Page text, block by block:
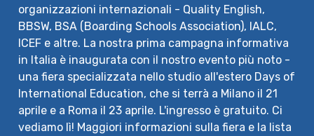
organizzazioni internazionali - Quality English,
BBSW, BSA (Boarding Schools Association), IALC,
ICEF e altre. La nostra prima campagna informativa
in Italia è inaugurata con il nostro evento più noto -
una fiera specializzata nello studio all'estero Days of
International Education, che si terrà a Milano il 21
aprile e a Roma il 23 aprile. L'ingresso è gratuito. Ci
vediamo lì! Maggiori informazioni sulla fiera e la lista